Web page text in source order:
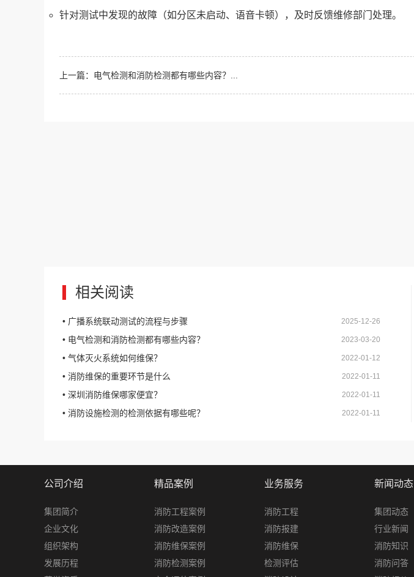
针对测试中发现的故障（如分区未启动、语音卡顿），及时反馈维修部门处理。
上一篇：电气检测和消防检测都有哪些内容？...
相关阅读
2025-12-26
• 广播系统联动测试的流程与步骤
2023-03-20
• 电气检测和消防检测都有哪些内容？
2022-01-12
• 气体灭火系统如何维保？
2022-01-11
• 消防维保的重要环节是什么
2022-01-11
• 深圳消防维保哪家便宜？
2022-01-11
• 消防设施检测的检测依据有哪些呢？
公司介绍
集团简介
企业文化
组织架构
发展历程
精品案例
消防工程案例
消防改造案例
消防维保案例
消防检测案例
业务服务
消防工程
消防报建
消防维保
检测评估
新闻动态
集团动态
行业新闻
消防知识
消防问答